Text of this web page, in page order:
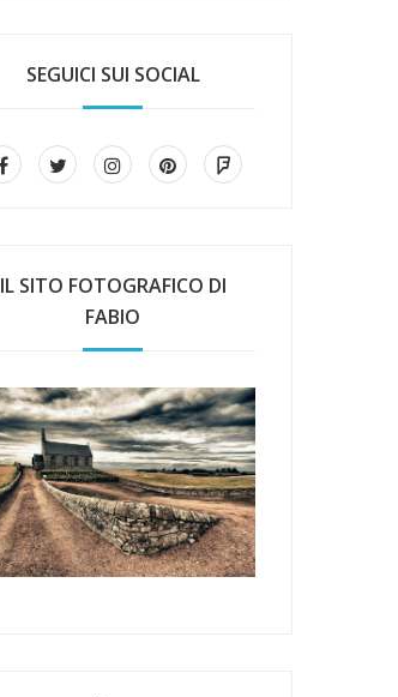
SEGUICI SUI SOCIAL
IL SITO FOTOGRAFICO DI
FABIO